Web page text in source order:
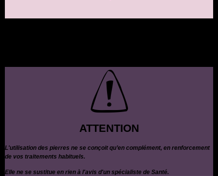
ATTENTION
L'utilisation des pierres ne se conçoit qu’en complément, en renforcement
de vos traitements habituels.
Elle ne se sustitue en rien à l'avis d'un spécialiste de Santé.